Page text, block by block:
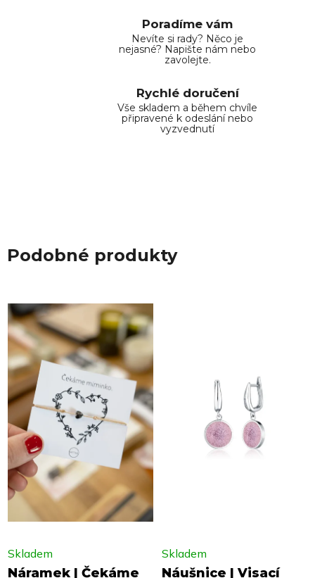
Poradíme vám
Nevíte si rady? Něco je
nejasné? Napište nám nebo
zavolejte.
Rychlé doručení
Vše skladem a během chvíle
připravené k odeslání nebo
vyzvednutí
Podobné produkty
Náramek | Čekáme
Skladem
Náušnice | Visací
Skladem